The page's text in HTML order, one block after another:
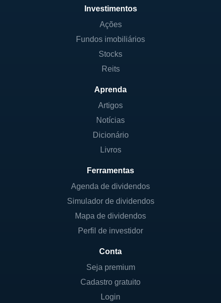
Investimentos
Ações
Fundos imobiliários
Stocks
Reits
Aprenda
Artigos
Notícias
Dicionário
Livros
Ferramentas
Agenda de dividendos
Simulador de dividendos
Mapa de dividendos
Perfil de investidor
Conta
Seja premium
Cadastro gratuito
Login